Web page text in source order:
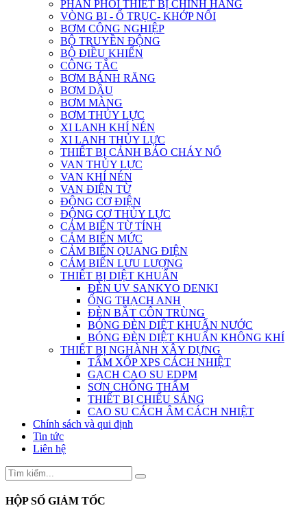
PHÂN PHỐI THIẾT BỊ CHÍNH HÃNG
VÒNG BI - Ổ TRỤC- KHỚP NỐI
BƠM CÔNG NGHIỆP
BỘ TRUYỀN ĐỘNG
BỘ ĐIỀU KHIỂN
CÔNG TẮC
BƠM BÁNH RĂNG
BƠM DẦU
BƠM MÀNG
BƠM THỦY LỰC
XI LANH KHÍ NÉN
XI LANH THỦY LỰC
THIẾT BỊ CẢNH BÁO CHÁY NỔ
VAN THỦY LỰC
VAN KHÍ NÉN
VAN ĐIỆN TỪ
ĐỘNG CƠ ĐIỆN
ĐỘNG CƠ THỦY LỰC
CẢM BIẾN TỪ TÍNH
CẢM BIẾN MỨC
CẢM BIẾN QUANG ĐIỆN
CẢM BIẾN LƯU LƯỢNG
THIẾT BỊ DIỆT KHUẨN
ĐÈN UV SANKYO DENKI
ỐNG THẠCH ANH
ĐÈN BẮT CÔN TRÙNG
BÓNG ĐÈN DIỆT KHUẨN NƯỚC
BÓNG ĐÈN DIỆT KHUẨN KHÔNG KHÍ
THIẾT BỊ NGHÀNH XÂY DỰNG
TẤM XỐP XPS CÁCH NHIỆT
GẠCH CAO SU EDPM
SƠN CHỐNG THẤM
THIẾT BỊ CHIẾU SÁNG
CAO SU CÁCH ÂM CÁCH NHIỆT
Chính sách và qui định
Tin tức
Liên hệ
HỘP SỐ GIẢM TỐC